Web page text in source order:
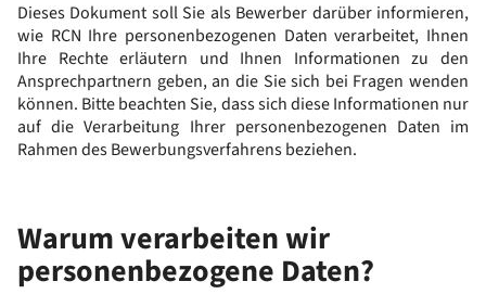
Dieses Dokument soll Sie als Bewerber darüber informieren,
wie RCN Ihre personenbezogenen Daten verarbeitet, Ihnen
Ihre Rechte erläutern und Ihnen Informationen zu den
Ansprechpartnern geben, an die Sie sich bei Fragen wenden
können. Bitte beachten Sie, dass sich diese Informationen nur
auf die Verarbeitung Ihrer personenbezogenen Daten im
Rahmen des Bewerbungsverfahrens beziehen.
Warum verarbeiten wir
personenbezogene Daten?